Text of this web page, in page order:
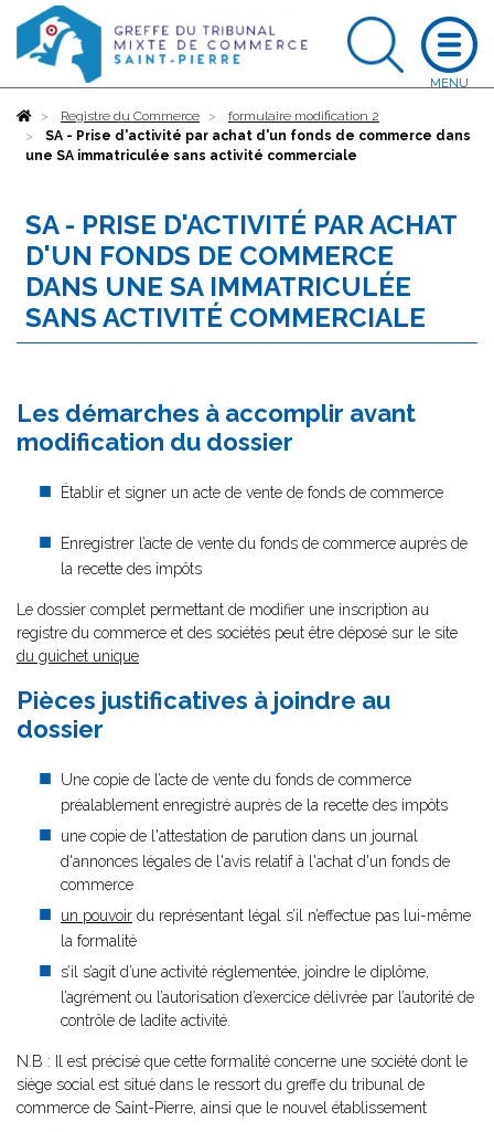
AccueilRegistre du Commerce
formulaire modification 2
SA - Prise d'activité par achat d'un fonds de commerce dans
une SA immatriculée sans activité commerciale
SA - PRISE D'ACTIVITÉ PAR ACHAT
D'UN FONDS DE COMMERCE
DANS UNE SA IMMATRICULÉE
SANS ACTIVITÉ COMMERCIALE
Les démarches à accomplir avant
modification du dossier
Établir et signer un acte de vente de fonds de commerce
Enregistrer l’acte de vente du fonds de commerce auprès de
la recette des impôts
Le dossier complet permettant de modifier une inscription au
registre du commerce et des sociétés peut être déposé sur le site
du guichet unique
Pièces justificatives à joindre au
dossier
Une copie de l’acte de vente du fonds de commerce
préalablement enregistré auprès de la recette des impôts
une copie de l'attestation de parution dans un journal
d'annonces légales de l'avis relatif à l'achat d'un fonds de
commerce
un pouvoir du représentant légal s’il n’effectue pas lui-même
la formalité
s’il s’agit d’une activité réglementée, joindre le diplôme,
l’agrément ou l’autorisation d’exercice délivrée par l’autorité de
contrôle de ladite activité.
N.B : Il est précisé que cette formalité concerne une société dont le
siège social est situé dans le ressort du greffe du tribunal de
commerce de Saint-Pierre, ainsi que le nouvel établissement